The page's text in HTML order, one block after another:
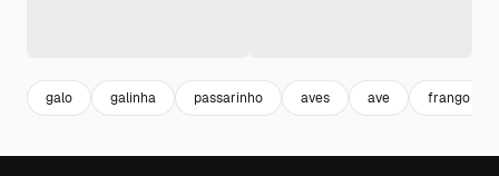
galo galinha passarinho aves ave frango